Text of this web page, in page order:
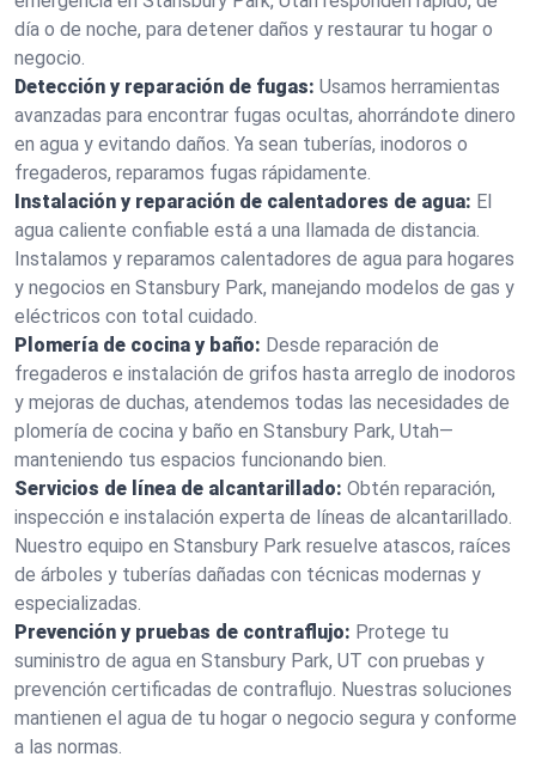
día o de noche, para detener daños y restaurar tu hogar o
negocio.
Detección y reparación de fugas: Usamos herramientas
avanzadas para encontrar fugas ocultas, ahorrándote dinero
en agua y evitando daños. Ya sean tuberías, inodoros o
fregaderos, reparamos fugas rápidamente.
Instalación y reparación de calentadores de agua: El
agua caliente confiable está a una llamada de distancia.
Instalamos y reparamos calentadores de agua para hogares
y negocios en Stansbury Park, manejando modelos de gas y
eléctricos con total cuidado.
Plomería de cocina y baño: Desde reparación de
fregaderos e instalación de grifos hasta arreglo de inodoros
y mejoras de duchas, atendemos todas las necesidades de
plomería de cocina y baño en Stansbury Park, Utah—
manteniendo tus espacios funcionando bien.
Servicios de línea de alcantarillado: Obtén reparación,
inspección e instalación experta de líneas de alcantarillado.
Nuestro equipo en Stansbury Park resuelve atascos, raíces
de árboles y tuberías dañadas con técnicas modernas y
especializadas.
Prevención y pruebas de contraflujo: Protege tu
suministro de agua en Stansbury Park, UT con pruebas y
prevención certificadas de contraflujo. Nuestras soluciones
mantienen el agua de tu hogar o negocio segura y conforme
a las normas.